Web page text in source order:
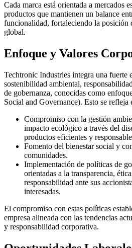
Cada marca está orientada a mercados
productos que mantienen un balance
funcionalidad, fortaleciendo la posición
global.
Enfoque y Valores
Techtronic Industries integra una fuerte
sostenibilidad ambiental,
de gobernanza, conocidas como
Social and Governance). Esto se refleja
Compromiso con la gestión
impacto ecológico a través del
productos eficientes y
Fomento del bienestar social y
comunidades.
Implementación de políticas de
orientadas a la transparencia,
responsabilidad ante sus
interesadas.
El compromiso con estas políticas
empresa alineada con las tendencias
y responsabilidad corporativa.